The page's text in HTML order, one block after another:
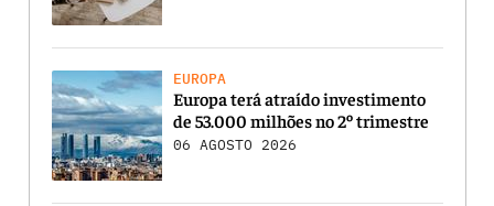
EUROPA
Europa terá atraído investimento
de 53.000 milhões no 2º trimestre
06 AGOSTO 2026